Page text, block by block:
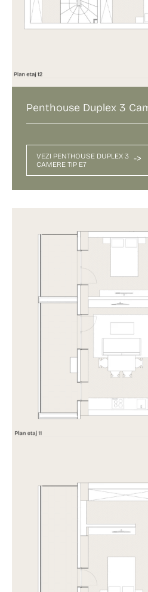
Penthouse Duplex 3
VEZI PENTHOUSE DUPLEX 3
CAMERE TIP E7
->